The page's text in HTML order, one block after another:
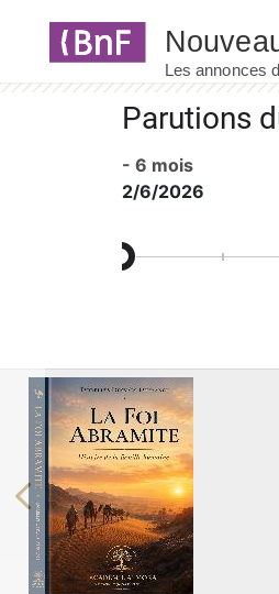
Parutions
- 6 mois
2/6/2026
Previous